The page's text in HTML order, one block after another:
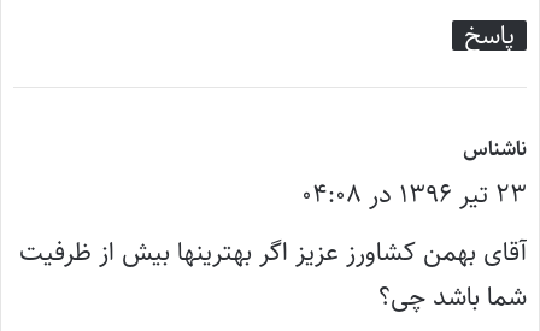
پاسخ
ناشناس
ت
:
۲۳ تیر ۱۳۹۶ در ۰۴:۰۸
آقای بهمن کشاورز عزیز اگر بهترینها بیش از ظرفیت
شما باشد چی؟